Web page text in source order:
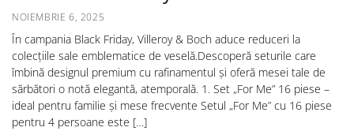
NOIEMBRIE 6, 2025
În campania Black Friday, Villeroy & Boch aduce reduceri la
colecțiile sale emblematice de veselă.Descoperă seturile care
îmbină designul premium cu rafinamentul și oferă mesei tale de
sărbători o notă elegantă, atemporală. 1. Set „For Me” 16 piese –
ideal pentru familie și mese frecvente Setul „For Me” cu 16 piese
pentru 4 persoane este […]